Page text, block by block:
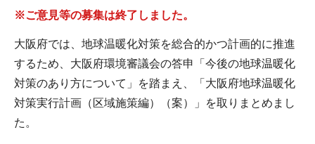
※ご意見等の募集は終了しました。
大阪府では、地球温暖化対策を総合的かつ計画的に推進
するため、大阪府環境審議会の答申「今後の地球温暖化
対策のあり方について」を踏まえ、「大阪府地球温暖化
対策実行計画（区域施策編）（案）」を取りまとめまし
た。